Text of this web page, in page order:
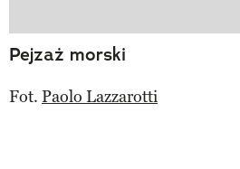
Pejzaż morski
Fot. Paolo Lazzarotti